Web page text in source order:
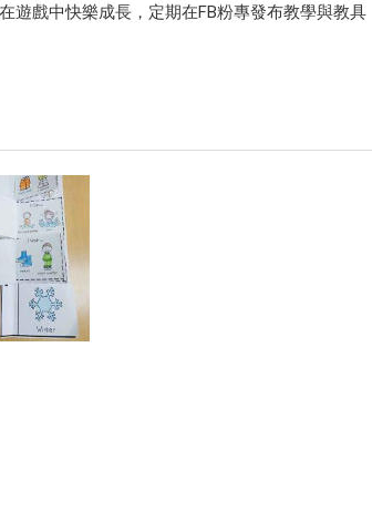
遊戲中快樂成長，定期在FB粉專發布教學與教具